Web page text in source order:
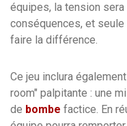
équipes, la tension sera
conséquences, et
faire la différence.
Ce jeu inclura
room" palpitante : une
de bombe factice. En